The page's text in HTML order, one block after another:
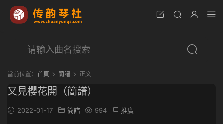
當前位置： 首頁 簡譜 正文
又見櫻花開（簡譜）
2022-01-17 簡譜 994 推廣